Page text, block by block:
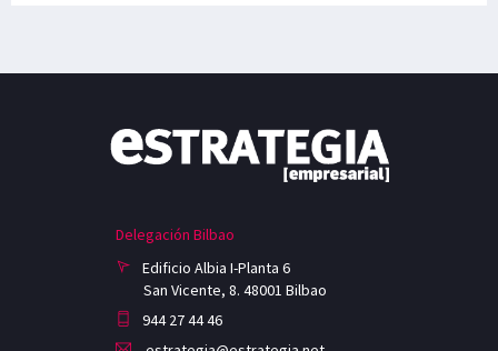
Delegación Bilbao
Edificio Albia I-Planta 6
San Vicente, 8. 48001 Bilbao
944 27 44 46